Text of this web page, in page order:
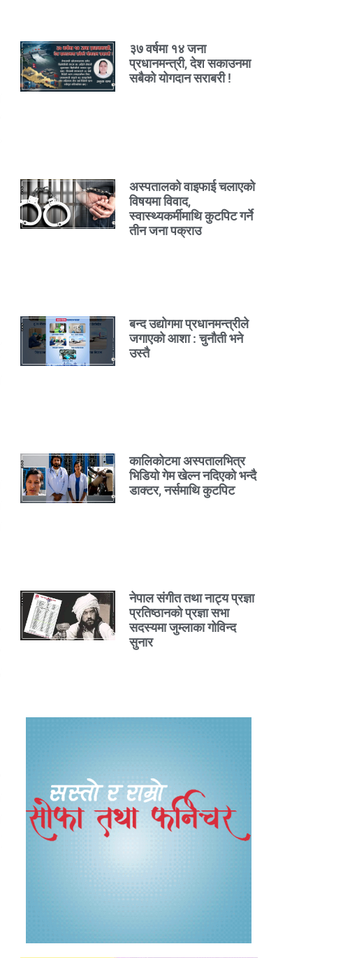
३७ वर्षमा १४ जना
प्रधानमन्त्री, देश सकाउनमा
सबैको योगदान सराबरी !
अस्पतालको वाइफाई चलाएको
विषयमा विवाद,
स्वास्थ्यकर्मीमाथि कुटपिट गर्ने
तीन जना पक्राउ
बन्द उद्योगमा प्रधानमन्त्रीले
जगाएको आशा : चुनौती भने
उस्तै
कालिकोटमा अस्पतालभित्र
भिडियो गेम खेल्न नदिएको भन्दै
डाक्टर, नर्समाथि कुटपिट
नेपाल संगीत तथा नाट्य प्रज्ञा
प्रतिष्ठानको प्रज्ञा सभा
सदस्यमा जुम्लाका गोविन्द
सुनार